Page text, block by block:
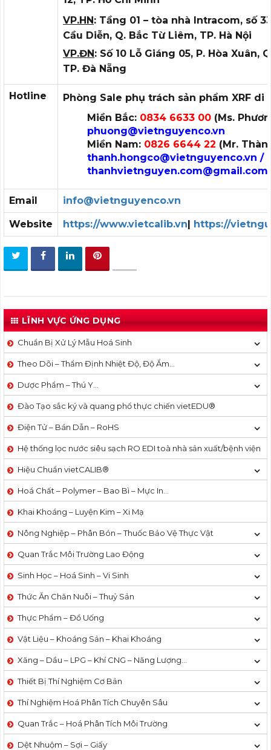
VP.HN: Tầng 01 – tòa nhà Intracom, số
Cầu Diễn, Q. Bắc Từ Liêm, TP. Hà Nội
VP.ĐN: Số 10 Lỗ Giáng 05, P. Hòa Xuân,
TP. Đà Nẵng
Hotline
Phòng Sale phụ trách sản phẩm XRF di
Miền Bắc: 0834 6633 00 (Ms.
phuong@vietnguyenco.vn
Miền Nam: 0826 6644 22 (Mr.
thanh.hongco@vietnguyenco.vn /
thanhvietnguyen.com@gmail.com
Email info@vietnguyenco.vn
Website https://www.vietcalib.vn| https://
LĨNH VỰC ỨNG DỤNG
Chuẩn Bị Xử Lý Mẫu Hoá Sinh
Theo Dõi – Thẩm Định Nhiệt Độ, Độ Ẩm…
Dược Phẩm – Thú Y…
Đào Tạo sắc ký và quang phổ thực chiến vietEDU®
Điện Tử – Bán Dẫn – RoHS
Hệ thống lọc nước siêu sạch RO EDI​​ toà nhà sản xuất/bệnh viện
Hiệu Chuẩn vietCALIB®
Hoá Chất – Polymer – Bao Bì – Mực In…
Khai Khoáng – Luyện Kim – Xi Mạ
Nông Nghiệp – Phân Bón – Thuốc Bảo Vệ Thực Vật
Quan Trắc Môi Trường Lao Động
Sinh Học – Hoá Sinh – Vi Sinh
Thức Ăn Chăn Nuôi – Thuỷ Sản
Thực Phẩm – Đồ Uống
Vật Liệu – Khoáng Sản – Khai Khoáng
Xăng – Dầu – LPG – Khí CNG – Năng Lượng…
Thiết Bị Thí Nghiệm Cơ Bản
Thí Nghiệm Hoá Phân Tích Chuyên Sâu
Quan Trắc – Hoá Phân Tích Môi Trường
Dệt Nhuộm – Sợi – Giấy